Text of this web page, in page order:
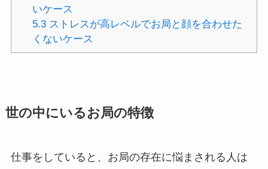
いケース
5.3 ストレスが高レベルでお局と顔を合わせた
くないケース
世の中にいるお局の特徴
仕事をしていると、お局の存在に悩まされる人は